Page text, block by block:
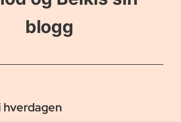
blogg
hverdagen